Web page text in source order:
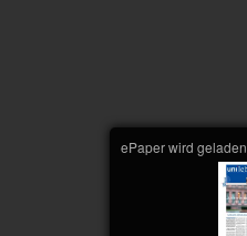
ePaper wird geladen